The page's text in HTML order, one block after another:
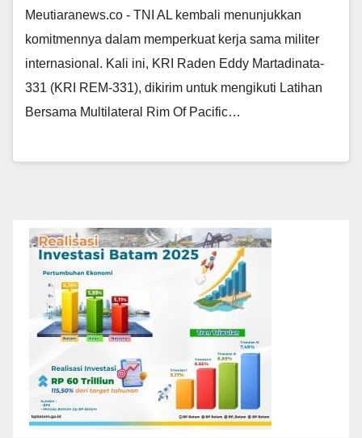
Meutiaranews.co - TNI AL kembali menunjukkan
komitmennya dalam memperkuat kerja sama militer
internasional. Kali ini, KRI Raden Eddy Martadinata-
331 (KRI REM-331), dikirim untuk mengikuti Latihan
Bersama Multilateral Rim Of Pacific…